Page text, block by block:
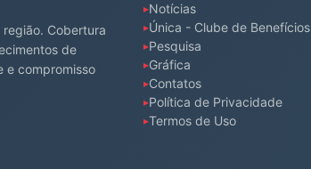
Cobertura
de
e compromisso
Notícias
Única - Clube de Benefícios
Pesquisa
Gráfica
Contatos
Política de Privacidade
Termos de Uso